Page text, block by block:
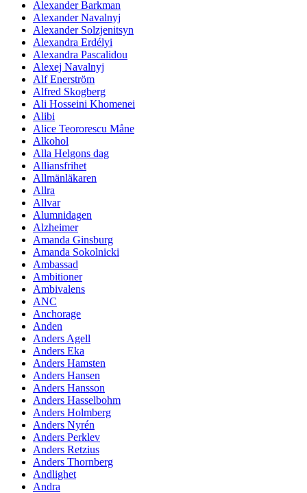
Alexander Barkman
Alexander Navalnyj
Alexander Solzjenitsyn
Alexandra Erdélyi
Alexandra Pascalidou
Alexej Navalnyj
Alf Enerström
Alfred Skogberg
Ali Hosseini Khomenei
Alibi
Alice Teororescu Måne
Alkohol
Alla Helgons dag
Alliansfrihet
Allmänläkaren
Allra
Allvar
Alumnidagen
Alzheimer
Amanda Ginsburg
Amanda Sokolnicki
Ambassad
Ambitioner
Ambivalens
ANC
Anchorage
Anden
Anders Agell
Anders Eka
Anders Hamsten
Anders Hansen
Anders Hansson
Anders Hasselbohm
Anders Holmberg
Anders Nyrén
Anders Perklev
Anders Retzius
Anders Thornberg
Andlighet
Andra